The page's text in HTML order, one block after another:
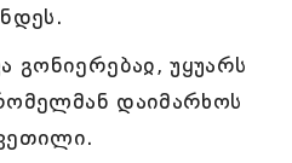
გონიერებაჲ, უყუარს
დაიმარხოს